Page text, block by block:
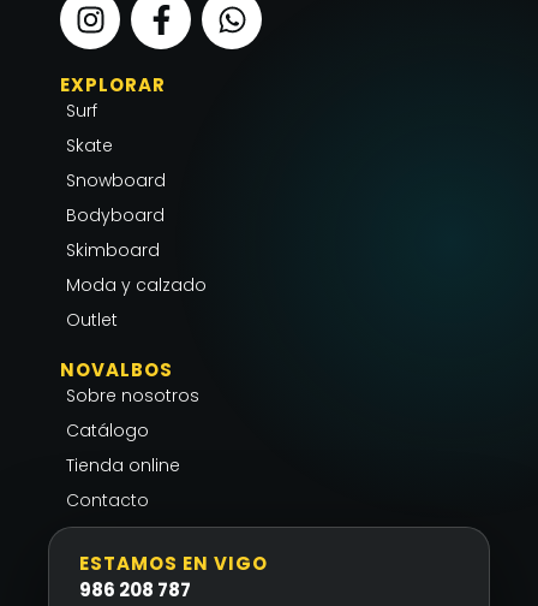
n
s
t
a
g
r
a
m
a
c
e
o
k
f
h
a
EXPLORAR
Surf
Skate
Snowboard
Bodyboard
Skimboard
Moda y calzado
Outlet
NOVALBOS
Sobre nosotros
Catálogo
Tienda online
Contacto
ESTAMOS EN VIGO
986 208 787